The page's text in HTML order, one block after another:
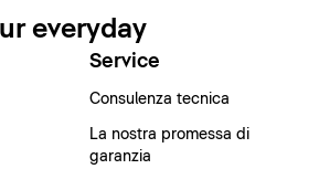
everyday
Service
Consulenza tecnica
La nostra promessa di
garanzia